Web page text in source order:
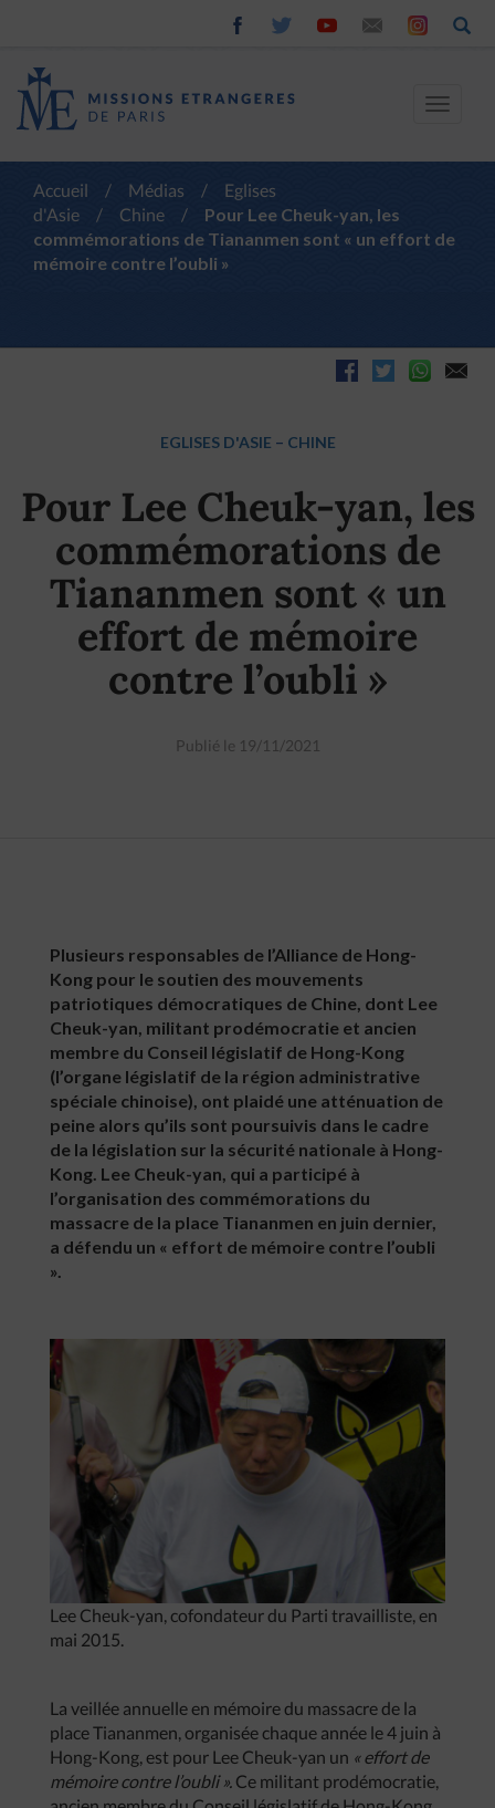
Toggle
Accueil / Médias /
Eglises
d'Asie
/ Chine /
Pour Lee Cheuk-yan, les
commémorations de Tiananmen sont « un effort de
mémoire contre l’oubli »
EGLISES D'ASIE – CHINE
Pour Lee Cheuk-yan, les
commémorations de
Tiananmen sont « un
effort de mémoire
contre l’oubli »
Publié le 19/11/2021
Plusieurs responsables de l’Alliance de Hong-
Kong pour le soutien des mouvements
patriotiques démocratiques de Chine, dont Lee
Cheuk-yan, militant prodémocratie et ancien
membre du Conseil législatif de Hong-Kong
(l’organe législatif de la région administrative
spéciale chinoise), ont plaidé une atténuation de
peine alors qu’ils sont poursuivis dans le cadre
de la législation sur la sécurité nationale à Hong-
Kong. Lee Cheuk-yan, qui a participé à
l’organisation des commémorations du
massacre de la place Tiananmen en juin dernier,
a défendu un « effort de mémoire contre l’oubli
».
Lee Cheuk-yan, cofondateur du Parti travailliste, en
mai 2015.
La veillée annuelle en mémoire du massacre de la
place Tiananmen, organisée chaque année le 4 juin à
Hong-Kong, est pour Lee Cheuk-yan un « effort de
mémoire contre l’oubli ». Ce militant prodémocratie,